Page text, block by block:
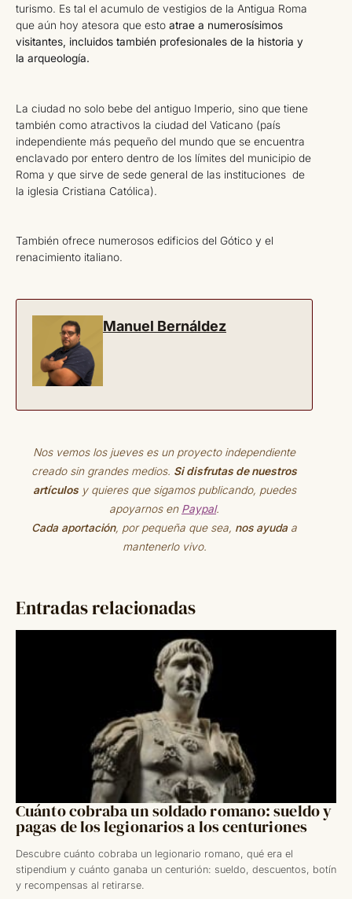
turismo. Es tal el acumulo de vestigios de la Antigua Roma
que aún hoy atesora que esto atrae a numerosísimos
visitantes, incluidos también profesionales de la historia y
la arqueología.
La ciudad no solo bebe del antiguo Imperio, sino que tiene
también como atractivos la ciudad del Vaticano (país
independiente más pequeño del mundo que se encuentra
enclavado por entero dentro de los límites del municipio de
Roma y que sirve de sede general de las instituciones de
la iglesia Cristiana Católica).
También ofrece numerosos edificios del Gótico y el
renacimiento italiano.
Manuel Bernáldez
Nos vemos los jueves es un proyecto independiente
creado sin grandes medios. Si disfrutas de nuestros
artículosy quieres que sigamos publicando, puedes
apoyarnos en Paypal.
Cada aportación, por pequeña que sea, nos ayudaa
mantenerlo vivo.
Entradas relacionadas
Cuánto cobraba un soldado romano: sueldo y
pagas de los legionarios a los centuriones
Descubre cuánto cobraba un legionario romano, qué era el
stipendium y cuánto ganaba un centurión: sueldo, descuentos, botín
y recompensas al retirarse.